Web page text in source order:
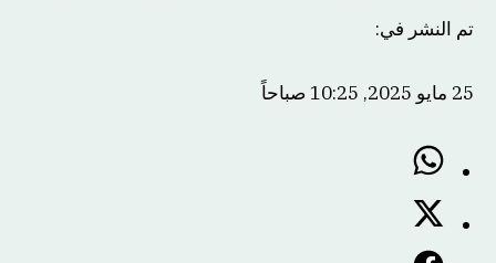
تم النشر في:
25 مايو 2025, 10:25 صباحاً